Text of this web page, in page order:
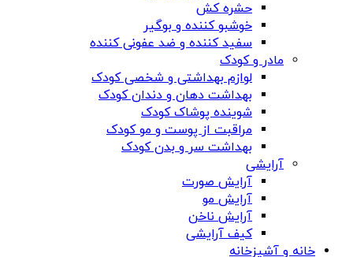
حشره کش
خوشبو کننده و بوگیر
سفید کننده و ضد عفونی کننده
مادر و کودک
لوازم بهداشتی و شخصی کودک
بهداشت دهان و دندان کودک
شوینده پوشاک کودک
مراقبت از پوست و مو کودک
بهداشت سر و بدن کودک
آرایشی
آرایش صورت
آرایش مو
آرایش ناخن
کیف آرایشی
خانه و آشپزخانه